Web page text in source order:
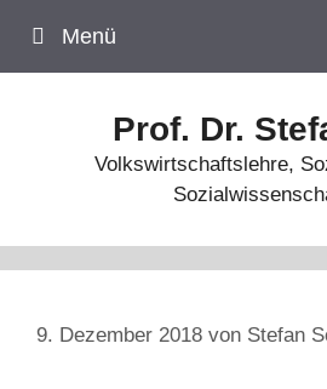
Inhalt
springen
Menü
Prof. Dr.
Volkswirtschaftslehre,
9. Dezember 2018 von Stefan